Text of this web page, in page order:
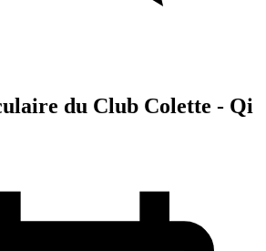
du Club Colette - Qi